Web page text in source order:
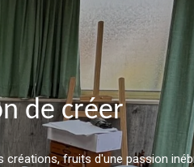
de créer
créations, fruits d'une passion